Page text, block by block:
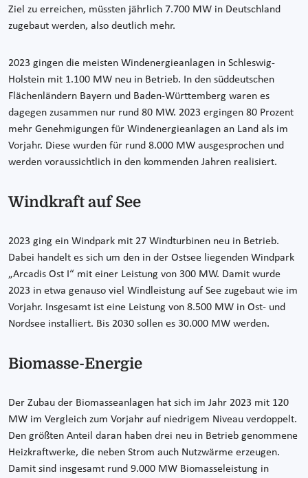
Ziel zu erreichen, müssten jährlich 7.700 MW in Deutschland
zugebaut werden, also deutlich mehr.
2023 gingen die meisten Windenergieanlagen in Schleswig-
Holstein mit 1.100 MW neu in Betrieb. In den süddeutschen
Flächenländern Bayern und Baden-Württemberg waren es
dagegen zusammen nur rund 80 MW. 2023 ergingen 80 Prozent
mehr Genehmigungen für Windenergieanlagen an Land als im
Vorjahr. Diese wurden für rund 8.000 MW ausgesprochen und
werden voraussichtlich in den kommenden Jahren realisiert.
Windkraft auf See
2023 ging ein Windpark mit 27 Windturbinen neu in Betrieb.
Dabei handelt es sich um den in der Ostsee liegenden Windpark
„Arcadis Ost I“ mit einer Leistung von 300 MW. Damit wurde
2023 in etwa genauso viel Windleistung auf See zugebaut wie im
Vorjahr. Insgesamt ist eine Leistung von 8.500 MW in Ost- und
Nordsee installiert. Bis 2030 sollen es 30.000 MW werden.
Biomasse-Energie
Der Zubau der Biomasseanlagen hat sich im Jahr 2023 mit 120
MW im Vergleich zum Vorjahr auf niedrigem Niveau verdoppelt.
Den größten Anteil daran haben drei neu in Betrieb genommene
Heizkraftwerke, die neben Strom auch Nutzwärme erzeugen.
Damit sind insgesamt rund 9.000 MW Biomasseleistung in